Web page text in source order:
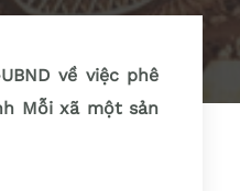
về việc phê
Mỗi xã một sản